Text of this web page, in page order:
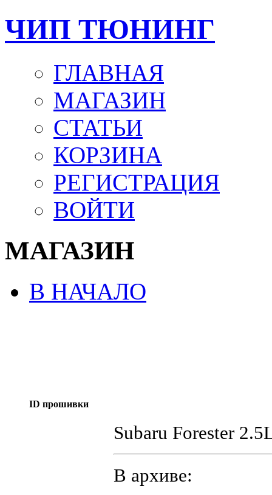
ЧИП ТЮНИНГ
ГЛАВНАЯ
МАГАЗИН
СТАТЬИ
КОРЗИНА
РЕГИСТРАЦИЯ
ВОЙТИ
МАГАЗИН
В НАЧАЛО
ID прошивки
Subaru Forester
В архиве: